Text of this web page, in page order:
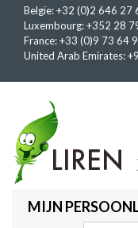
Belgïe:+32 (0)2 646 27
Luxembourg:+352 28
France:+33 (0)9 73 64
United Arab Emirates:
MIJN